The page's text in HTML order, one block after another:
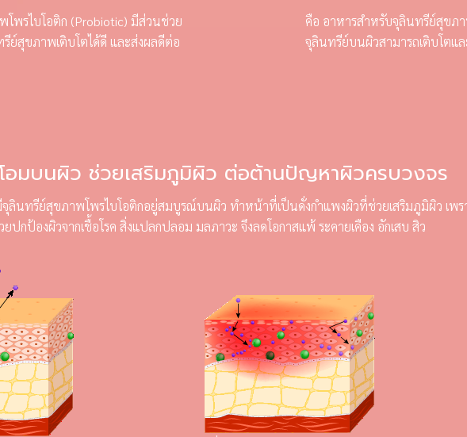
พรไบโอติก (Probiotic) มีส่วนช่วย
ย์สุขภาพเติบโตได้ดี และส่งผลดีต่อ
คือ อาหารสำหรับจุลินทรีย์สุขภา
จุลินทรีย์บนผิวสามารถเติบโตแ
โอมบนผิว ช่วยเสริมภูมิผิว ต่อต้านปัญหาผิวครบวงจร
จุลินทรีย์สุขภาพโพรไบโอติกอยู่สมบูรณ์บนผิว ทำหน้าที่เป็นดั่งกำแพงผิวที่ช่วยเสริมภูมิผิว เพร
ปกป้องผิวจากเชื้อโรค สิ่งแปลกปลอม มลภาวะ จึงลดโอกาสแพ้ ระคายเคือง อักเสบ สิว